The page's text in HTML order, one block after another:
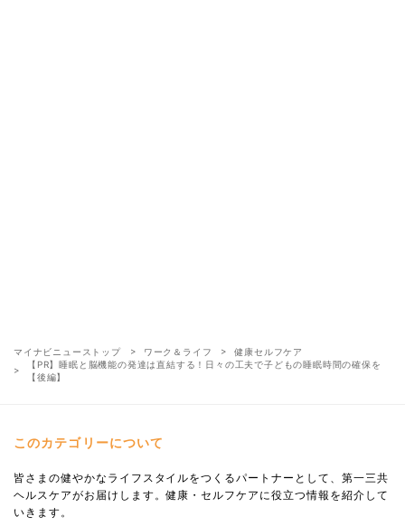
マイナビニューストップ ワーク＆ライフ
健康セルフケア
【PR】睡眠と脳機能の発達は直結する！日々の工夫で子どもの睡眠時間の確保を
【後編】
このカテゴリーについて
皆さまの健やかなライフスタイルをつくるパートナーとして、第一三共
ヘルスケアがお届けします。健康・セルフケアに役立つ情報を紹介して
いきます。